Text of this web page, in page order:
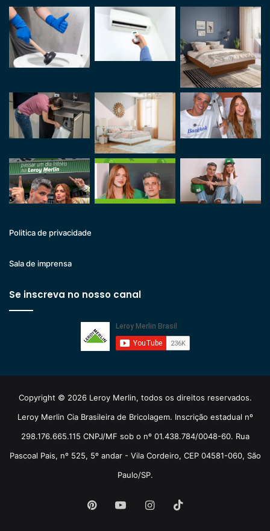
Politica de privacidade
Sala de imprensa
Se inscreva no nosso canal
Copyright © 2026 Leroy Merlin, todos os direitos reservados.
Leroy Merlin Cia Brasileira de Bricolagem. Inscrição estadual nº
298.176.665.115 CNPJ/MF sob o nº 01.438.784/0048-60. Rua
Pascoal Pais, nº 525, 5º andar - Vila Cordeiro, CEP 04581-060, São
Paulo/SP.
PinterestYouTubeInstagram